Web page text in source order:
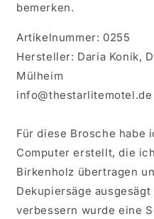
bemerken.
Artikelnummer: 0255
Hersteller: Daria Konik,
Mülheim
info@thestarlitemotel.de
Für diese Brosche habe
Computer erstellt, die
Birkenholz übertragen
Dekupiersäge
verbessern wurde eine